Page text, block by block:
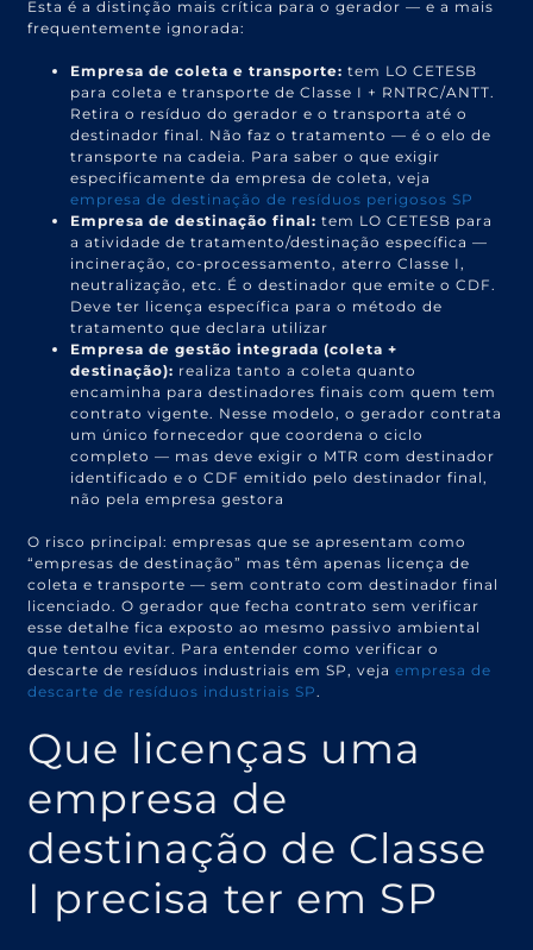
Esta é a distinção mais crítica para o gerador — e a mais
frequentemente ignorada:
Empresa de coleta e transporte: tem LO CETESB
para coleta e transporte de Classe I + RNTRC/ANTT.
Retira o resíduo do gerador e o transporta até o
destinador final. Não faz o tratamento — é o elo de
transporte na cadeia. Para saber o que exigir
especificamente da empresa de coleta, veja
empresa de destinação de resíduos perigosos SP
Empresa de destinação final: tem LO CETESB para
a atividade de tratamento/destinação específica —
incineração, co-processamento, aterro Classe I,
neutralização, etc. É o destinador que emite o CDF.
Deve ter licença específica para o método de
tratamento que declara utilizar
Empresa de gestão integrada (coleta +
destinação): realiza tanto a coleta quanto
encaminha para destinadores finais com quem tem
contrato vigente. Nesse modelo, o gerador contrata
um único fornecedor que coordena o ciclo
completo — mas deve exigir o MTR com destinador
identificado e o CDF emitido pelo destinador final,
não pela empresa gestora
O risco principal: empresas que se apresentam como
“empresas de destinação” mas têm apenas licença de
coleta e transporte — sem contrato com destinador final
licenciado. O gerador que fecha contrato sem verificar
esse detalhe fica exposto ao mesmo passivo ambiental
que tentou evitar. Para entender como verificar o
descarte de resíduos industriais em SP, vejaempresa de
descarte de resíduos industriais SP.
Que licenças uma
empresa de
destinação de Classe
I precisa ter em SP